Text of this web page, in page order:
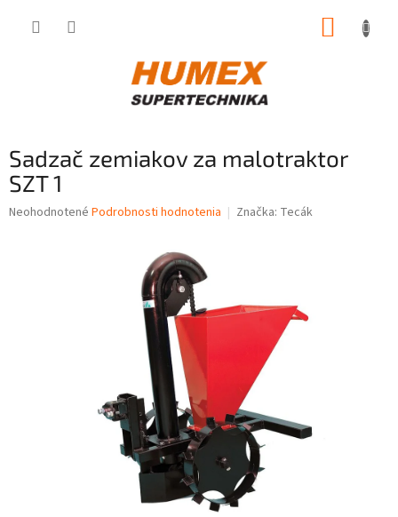
Sadzač zemiakov za malotraktor
SZT 1
Priemerné
Neohodnotené Podrobnosti hodnotenia Značka: Tecák